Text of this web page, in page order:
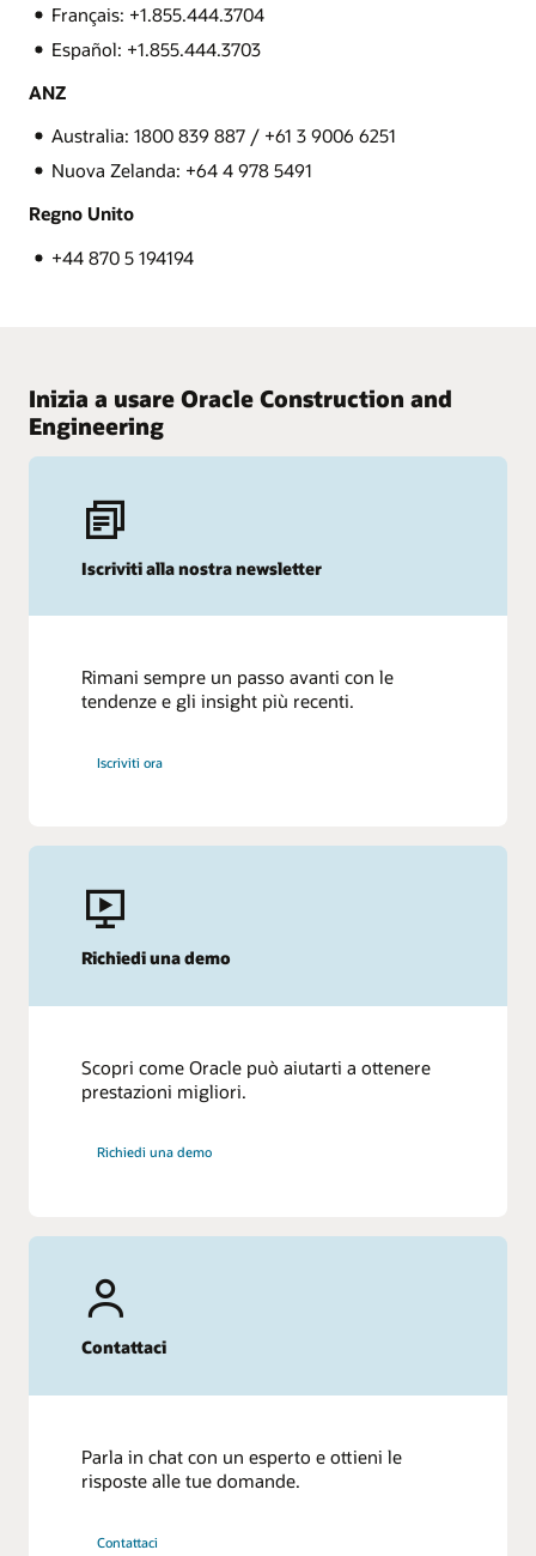
Français: +1.855.444.3704
Español: +1.855.444.3703
ANZ
Australia: 1800 839 887 / +61 3 9006 6251
Nuova Zelanda: +64 4 978 5491
Regno Unito
+44 870 5 194194
Inizia a usare Oracle Construction and
Engineering
Iscriviti alla nostra newsletter
Rimani sempre un passo avanti con le
tendenze e gli insight più recenti.
Iscriviti ora
Richiedi una demo
Scopri come Oracle può aiutarti a ottenere
prestazioni migliori.
Richiedi una demo
Contattaci
Parla in chat con un esperto e ottieni le
risposte alle tue domande.
Contattaci